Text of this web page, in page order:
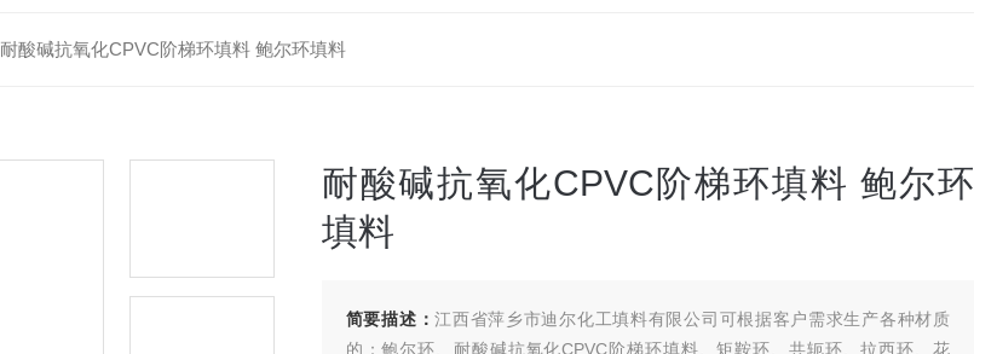
耐酸碱抗氧化CPVC阶梯环填料 鲍尔环填料
耐酸碱抗氧化CPVC阶梯环填料 鲍尔环
填料
简要描述：江西省萍乡市迪尔化工填料有限公司可根据客户需求生产各种材质
的：鲍尔环、耐酸碱抗氧化CPVC阶梯环填料、矩鞍环、共轭环、拉西环、花